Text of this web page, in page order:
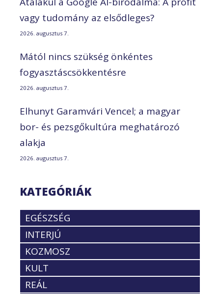
vagy tudomány az elsődleges?
2026. augusztus 7.
Mától nincs szükség önkéntes
fogyasztáscsökkentésre
2026. augusztus 7.
Elhunyt Garamvári Vencel; a magyar
bor- és pezsgőkultúra meghatározó
alakja
2026. augusztus 7.
KATEGÓRIÁK
EGÉSZSÉG
INTERJÚ
KOZMOSZ
KULT
REÁL